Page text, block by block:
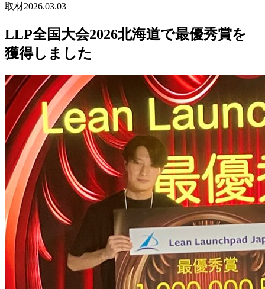
取材2026.03.03
LLP全国大会2026北海道で最優秀賞を
獲得しました